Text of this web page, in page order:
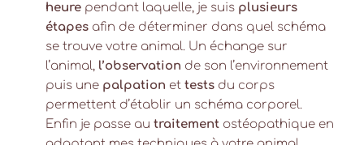
heure pendant laquelle, je suis plusieurs
étapes afin de déterminer dans quel schéma
se trouve votre animal. Un échange sur
l’animal, l’observation de son l’environnement
puis une palpation et tests du corps
permettent d’établir un schéma corporel.
Enfin je passe au traitement ostéopathique en